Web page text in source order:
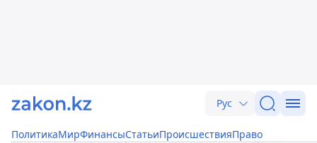
Рус
ПолитикаМирФинансыСтатьиПроисшествияПраво